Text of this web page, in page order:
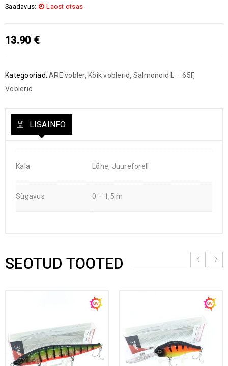
Saadavus: Laost otsas
13.90 €
Kategooriad: ARE vobler, Kõik voblerid, Salmonoid L – 65F,
Voblerid
LISAINFO
Kala Lõhe, Juureforell
Sügavus 0 – 1,5 m
SEOTUD TOOTED